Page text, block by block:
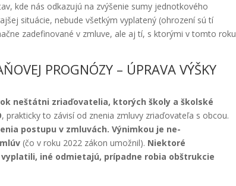
kde nás odkazujú na zvýšenie sumy jednotkového
situácie, nebude všetkým vyplatený (ohrození sú tí
zadefinované v zmluve, ale aj tí, s ktorými v tomto roku
PROGNÓZY – ÚPRAVA VÝŠKY
neštátni zriaďovatelia, ktorých školy a školské
, prakticky to závisí od znenia zmluvy zriaďovateľa s obcou.
postupu v zmluvách. Výnimkou je ne-
(čo v roku 2022 zákon umožnil). Niektoré
iné odmietajú, prípadne robia obštrukcie